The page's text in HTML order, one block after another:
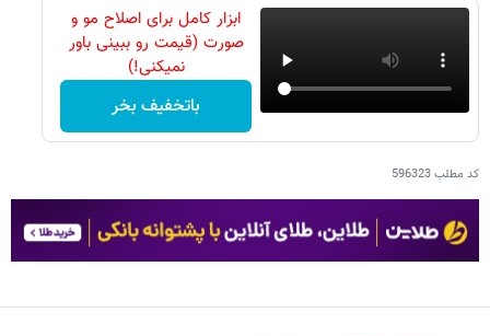
ابزار کامل برای اصلاح مو و
صورت (قیمت رو ببینی باور
نمیکنی!)
باتخفیف بخر
کد مطلب596323